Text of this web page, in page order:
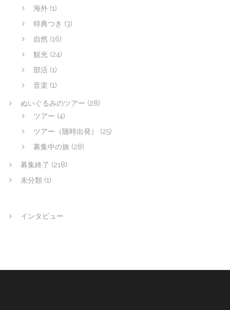
海外 (1)
特典つき (3)
自然 (16)
観光 (24)
部活 (1)
音楽 (1)
ぬいぐるみのツアー (28)
ツアー (4)
ツアー（随時出発）
(25)
募集中の旅 (28)
募集終了 (218)
未分類 (1)
インタビュー